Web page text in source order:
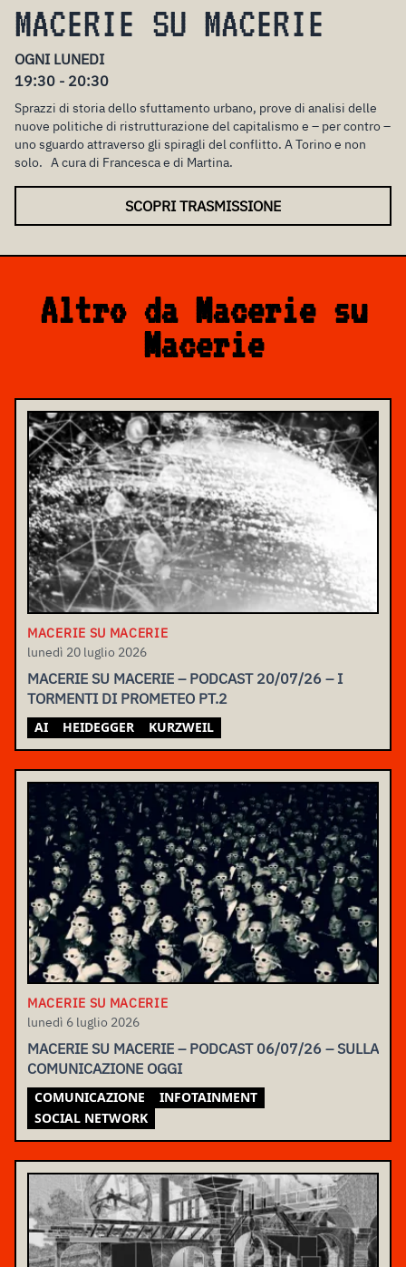
MACERIE SU MACERIE
OGNI LUNEDI
19:30 - 20:30
Sprazzi di storia dello sfuttamento urbano, prove di analisi delle
nuove politiche di ristrutturazione del capitalismo e – per contro –
uno sguardo attraverso gli spiragli del conflitto. A Torino e non
solo. A cura di Francesca e di Martina.
SCOPRI TRASMISSIONE
Altro da Macerie su
Macerie
MACERIE SU MACERIE
lunedì 20 luglio 2026
MACERIE SU MACERIE – PODCAST 20/07/26 – I
TORMENTI DI PROMETEO PT.2
AI HEIDEGGER KURZWEIL
MACERIE SU MACERIE
lunedì 6 luglio 2026
MACERIE SU MACERIE – PODCAST 06/07/26 – SULLA
COMUNICAZIONE OGGI
COMUNICAZIONE
INFOTAINMENT
SOCIAL NETWORK